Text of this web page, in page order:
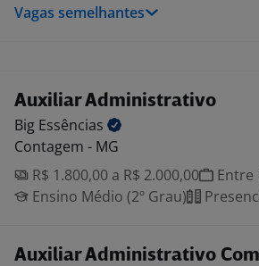
Vagas semelhantes
Auxiliar Administrativo
Big Essências
Contagem - MG
R$ 1.800,00 a R$ 2.000,00
Entre
Ensino Médio (2º Grau)
Auxiliar Administrativo